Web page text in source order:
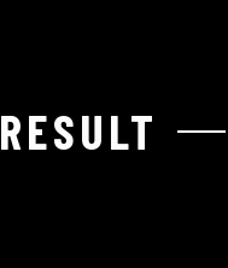
RESULT